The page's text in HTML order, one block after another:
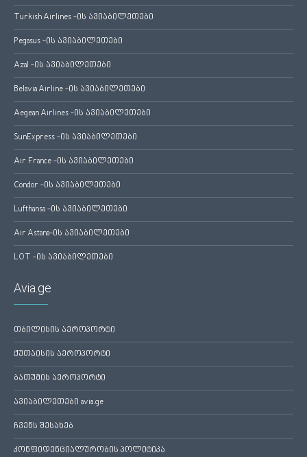
Turkish Airlines -ის ავიაბილეთები
Pegasus -ის ავიაბილეთები
Azal -ის ავიაბილეთები
Belavia Airline -ის ავიაბილეთები
Aegean Airlines -ის ავიაბილეთები
SunExpress -ის ავიაბილეთები
Air France -ის ავიაბილეთები
Condor -ის ავიაბილეთები
Lufthansa -ის ავიაბილეთები
Air Astana-ის ავიაბილეთები
LOT -ის ავიაბილეთები
Avia.ge
თბილისის აეროპორტი
ქუთაისის აეროპორტი
ბათუმის აეროპორტი
ავიაბილეთები avia.ge
ჩვენს შესახებ
კონფიდენციალურობის პოლიტიკა